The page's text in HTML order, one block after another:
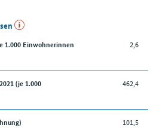
1.000 Einwohnerinnen
2,6
(je 1.000
462,4
101,5